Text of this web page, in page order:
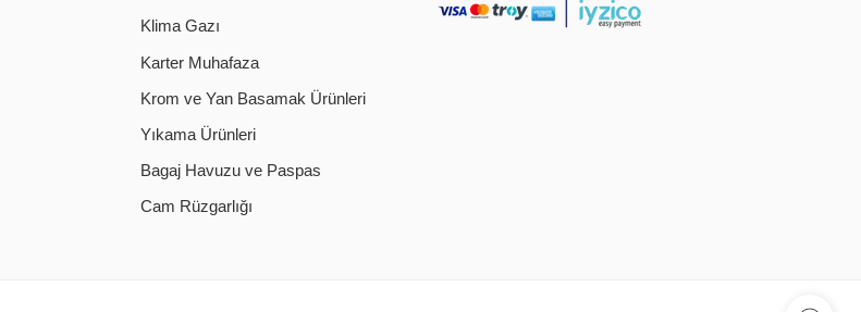
Klima Gazı
Karter Muhafaza
Krom ve Yan Basamak Ürünleri
Yıkama Ürünleri
Bagaj Havuzu ve Paspas
Cam Rüzgarlığı